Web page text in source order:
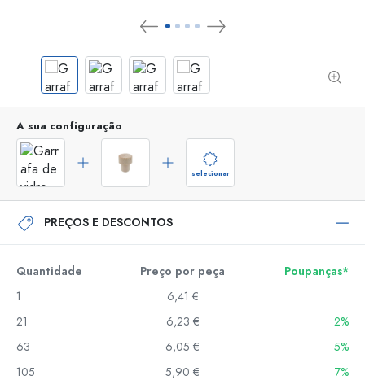
A sua configuração
selecionar
PREÇOS E DESCONTOS
Quantidade Preço por peça
Poupanças*
1
6,41 €
21
6,23 €
2%
63
6,05 €
5%
105
5,90 €
7%